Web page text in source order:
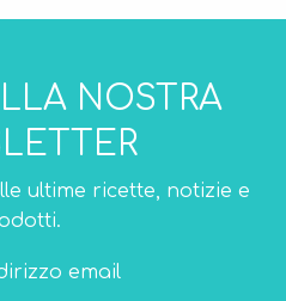
NOSTRA
ultime ricette, notizie e